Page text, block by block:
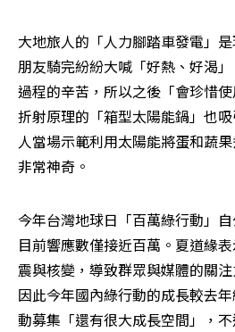
大地旅人的「人力腳踏車發電」
朋友騎完紛紛大喊「好熱、好渴
過程的辛苦，所以之後「會珍惜
折射原理的「箱型太陽能鍋」也
人當場示範利用太陽能將蛋和蔬
非常神奇。
今年台灣地球日「百萬綠行動」
目前響應數僅接近百萬。夏道緣
震與核變，導致群眾與媒體的關
因此今年國內綠行動的成長較去
動募集「還有很大成長空間」，